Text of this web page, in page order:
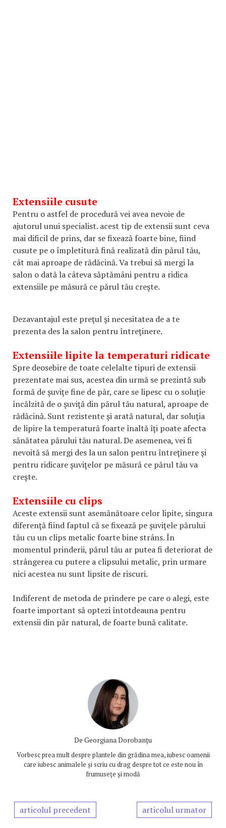
Extensiile cusute
Pentru o astfel de procedură vei avea nevoie de
ajutorul unui specialist. acest tip de extensii sunt ceva
mai dificil de prins, dar se fixează foarte bine, fiind
cusute pe o împletitură fină realizată din părul tău,
cât mai aproape de rădăcină. Va trebui să mergi la
salon o dată la câteva săptămâni pentru a ridica
extensiile pe măsură ce părul tău creşte.
Dezavantajul este preţul şi necesitatea de a te
prezenta des la salon pentru întreţinere.
Extensiile lipite la temperaturi ridicate
Spre deosebire de toate celelalte tipuri de extensii
prezentate mai sus, acestea din urmă se prezintă sub
formă de şuviţe fine de păr, care se lipesc cu o soluţie
încălzită de o şuviţă din părul tău natural, aproape de
rădăcină. Sunt rezistente şi arată natural, dar soluţia
de lipire la temperatură foarte înaltă îţi poate afecta
sănătatea părului tău natural. De asemenea, vei fi
nevoită să mergi des la un salon pentru întreţinere şi
pentru ridicare şuviţelor pe măsură ce părul tău va
creşte.
Extensiile cu clips
Aceste extensii sunt asemănătoare celor lipite, singura
diferenţă fiind faptul că se fixează pe şuviţele părului
tău cu un clips metalic foarte bine strâns. În
momentul prinderii, părul tău ar putea fi deteriorat de
strângerea cu putere a clipsului metalic, prin urmare
nici acestea nu sunt lipsite de riscuri.
Indiferent de metoda de prindere pe care o alegi, este
foarte important să optezi întotdeauna pentru
extensii din păr natural, de foarte bună calitate.
De Georgiana Dorobanțu
Vorbesc prea mult despre plantele din grădina mea, iubesc oamenii
care iubesc animalele și scriu cu drag despre tot ce este nou în
frumusețe și modă
articolul precedent articolul urmator